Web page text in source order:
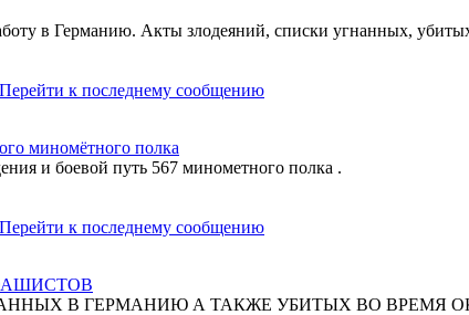
в Германию. Акты злодеяний, списки угнанных,
миномётного полка
и боевой путь 567 минометного полка .
В ГЕРМАНИЮ А ТАКЖЕ УБИТЫХ ВО ВРЕМЯ